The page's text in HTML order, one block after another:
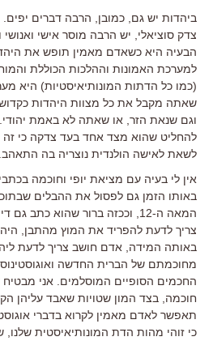
ביהדות יש גם, כמובן, הרבה דברים
צדק סוציאלי, יש הרבה מוסר אישי
הבעיה היא כשאדם מאמין תופש את
למערכת האמונות וההלכות הכוללת
(כמו כל הדתות המונותיאיסטיות) היא
שאתה מקבל את כל מצוות היהדות
וגם שנאת הזר, או שאתה לא באמת יהודי.
להחליט שהוא מצד אחד בעד צדקה כי זה
לשאת לאישה הולנדית נוצריה בה
אין לי בעיה עם מציאת יופי וחוכמה
באותו הזמן גם לפסול את ההבלים
המאה ה-12, וככזה ברור שהוא
צריך לדעת להפריד את המוץ מהתבן,
באותה המידה, אדם חושב צריך לדעת
מחוכמתם של הברית החדשה
החכמים הסופיים המוסלמים. אני מבטיח
חוכמה, בצד המון שטויות שאבד עליהן
תאפשר לאדם מאמין לקרוא בדברי
כי זוהי מהות הדת המונותיאיסטית